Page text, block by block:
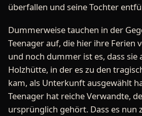
überfallen und seine Tochter
Dummerweise tauchen in der
Teenager auf, die hier ihre Ferien
und noch dummer ist es, dass sie
Holzhütte, in der es zu den
kam, als Unterkunft ausgewählt
Teenager hat reiche Verwandte,
ursprünglich gehört. Dass es nun